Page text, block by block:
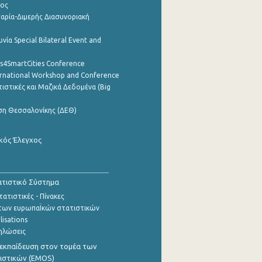
Διμερής Διασυνοριακή
Special Bilateral Event and
Conference
Workshop and Conference
και Μαζικά Δεδομένα (Big
Θεσσαλονίκης (ΔΕΘ)
Έλεγχος
Σύστημα
- Πίνακες
ευρωπαΪκών στατιστικών
στον τομέα των
(EMOS)